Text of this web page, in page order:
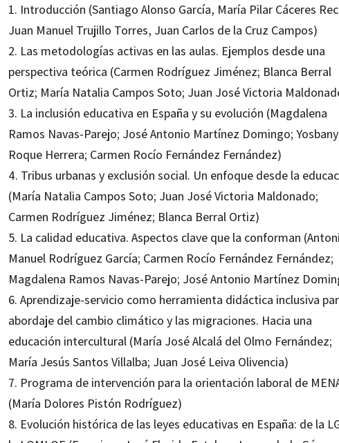
1. Introducción (Santiago Alonso García, María Pilar Cáceres
Juan Manuel Trujillo Torres, Juan Carlos de la Cruz Campos)
2. Las metodologías activas en las aulas. Ejemplos desde una
perspectiva teórica (Carmen Rodríguez Jiménez; Blanca Berral
Ortiz; María Natalia Campos Soto; Juan José Victoria
3. La inclusión educativa en España y su evolución (Magdalena
Ramos Navas-Parejo; José Antonio Martínez Domingo;
Roque Herrera; Carmen Rocío Fernández Fernández)
4. Tribus urbanas y exclusión social. Un enfoque desde la
(María Natalia Campos Soto; Juan José Victoria Maldonado;
Carmen Rodríguez Jiménez; Blanca Berral Ortiz)
5. La calidad educativa. Aspectos clave que la conforman
Manuel Rodríguez García; Carmen Rocío Fernández Fernández;
Magdalena Ramos Navas-Parejo; José Antonio Martínez
6. Aprendizaje-servicio como herramienta didáctica inclusiva
abordaje del cambio climático y las migraciones. Hacia una
educación intercultural (María José Alcalá del Olmo Fernández;
María Jesús Santos Villalba; Juan José Leiva Olivencia)
7. Programa de intervención para la orientación laboral de
(María Dolores Pistón Rodríguez)
8. Evolución histórica de las leyes educativas en España: de la